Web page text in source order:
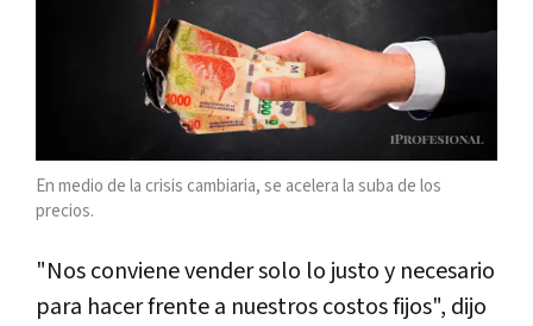
En medio de la crisis cambiaria, se acelera la suba de los
precios.
"Nos conviene vender solo lo justo y necesario
para hacer frente a nuestros costos fijos", dijo